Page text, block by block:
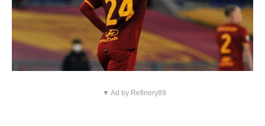
▼ Ad by Refinery89